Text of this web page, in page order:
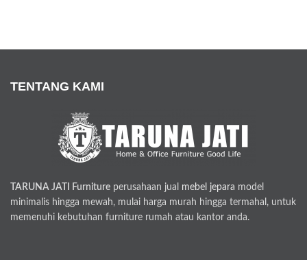
TENTANG KAMI
TARUNA JATI Furniture perusahaan jual mebel jepara model
minimalis hingga mewah, mulai harga murah hingga termahal, untuk
memenuhi kebutuhan furniture rumah atau kantor anda.